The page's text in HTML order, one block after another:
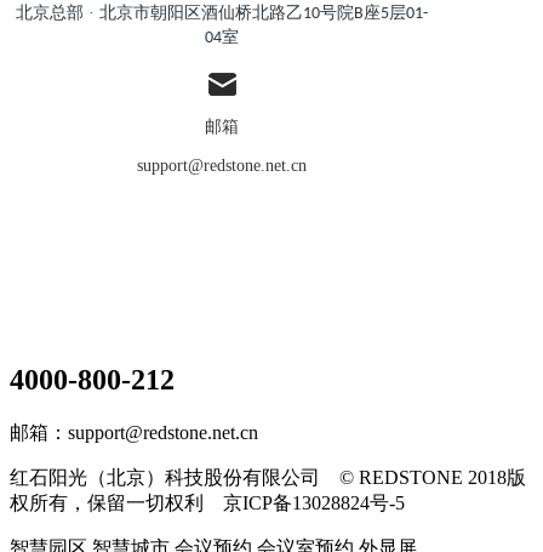
北京总部 · 北京市朝阳区酒仙桥北路乙10号院B座5层01-
04室
邮箱
support@redstone.net.cn
4000-800-212
邮箱：support@redstone.net.cn
红石阳光（北京）科技股份有限公司 © REDSTONE 2018版
权所有，保留一切权利 京ICP备13028824号-5
智慧园区,智慧城市,会议预约,会议室预约,外显屏